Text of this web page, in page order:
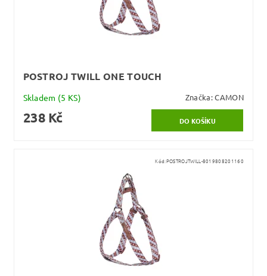
POSTROJ TWILL ONE TOUCH
Skladem (5 KS) Značka:CAMON
238 Kč
Kód:POSTROJTWILL-8019808201160